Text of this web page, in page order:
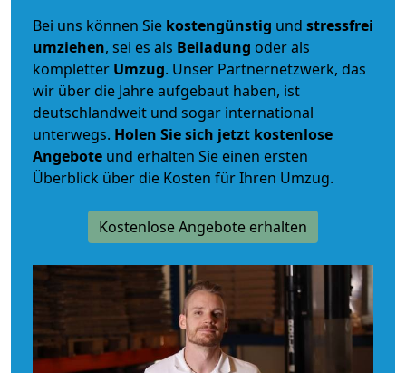
Bei uns können Sie kostengünstig und stressfrei
umziehen, sei es als Beiladung oder als
kompletter Umzug. Unser Partnernetzwerk, das
wir über die Jahre aufgebaut haben, ist
deutschlandweit und sogar international
unterwegs. Holen Sie sich jetzt kostenlose
Angebote und erhalten Sie einen ersten
Überblick über die Kosten für Ihren Umzug.
Kostenlose Angebote erhalten